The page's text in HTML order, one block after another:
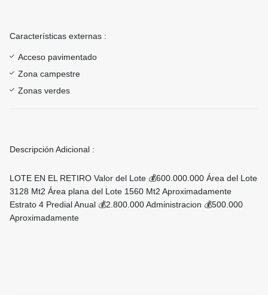
Características externas :
Acceso pavimentado
Zona campestre
Zonas verdes
Descripción Adicional :
LOTE EN EL RETIRO Valor del Lote 💰600.000.000 Área del Lote
3128 Mt2 Área plana del Lote 1560 Mt2 Aproximadamente
Estrato 4 Predial Anual 💰2.800.000 Administracion 💰500.000
Aproximadamente